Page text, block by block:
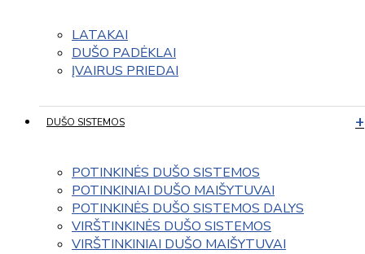
LATAKAI
DUŠO PADĖKLAI
ĮVAIRUS PRIEDAI
DUŠO SISTEMOS
POTINKINĖS DUŠO SISTEMOS
POTINKINIAI DUŠO MAIŠYTUVAI
POTINKINĖS DUŠO SISTEMOS DALYS
VIRŠTINKINĖS DUŠO SISTEMOS
VIRŠTINKINIAI DUŠO MAIŠYTUVAI